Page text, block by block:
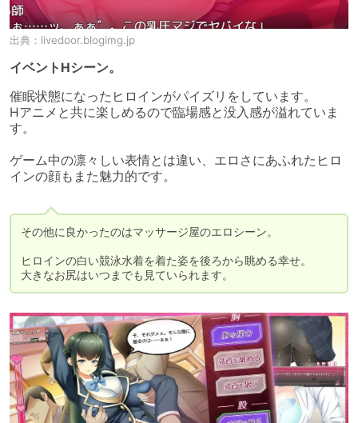
出典： livedoor.blogimg.jp
イベントHシーン。
催眠状態になったヒロインがパイズリをしています。
Hアニメと共に楽しめるので臨場感と没入感が溢れていま
す。
ゲーム中の凛々しい表情とは違い、エロさにあふれたヒロ
インの顔もまた魅力的です。
その他に良かったのはマッサージ屋のエロシーン。
ヒロインの白い競泳水着を着た姿を後ろから眺める幸せ。
大きなお尻はいつまでも見ていられます。